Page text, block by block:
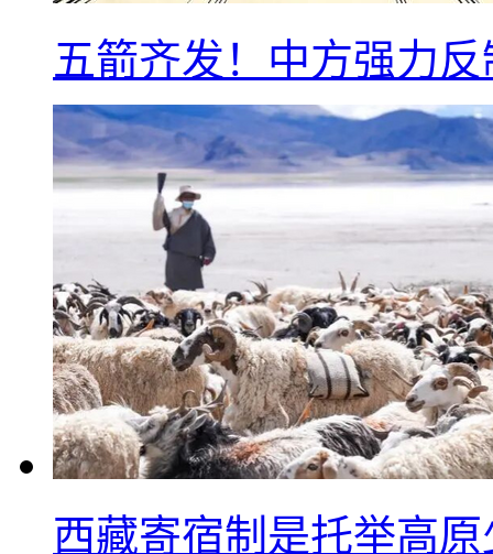
五箭齐发！中方强力
西藏寄宿制是托举高